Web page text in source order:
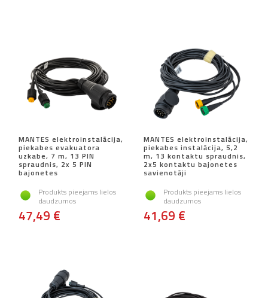
MANTES elektroinstalācija,
piekabes evakuatora
uzkabe, 7 m, 13 PIN
spraudnis, 2x 5 PIN
bajonetes
Produkts pieejams lielos
daudzumos
47,49 €
MANTES elektroinstalācija,
piekabes instalācija, 5,2
m, 13 kontaktu spraudnis,
2x5 kontaktu bajonetes
savienotāji
Produkts pieejams lielos
daudzumos
41,69 €